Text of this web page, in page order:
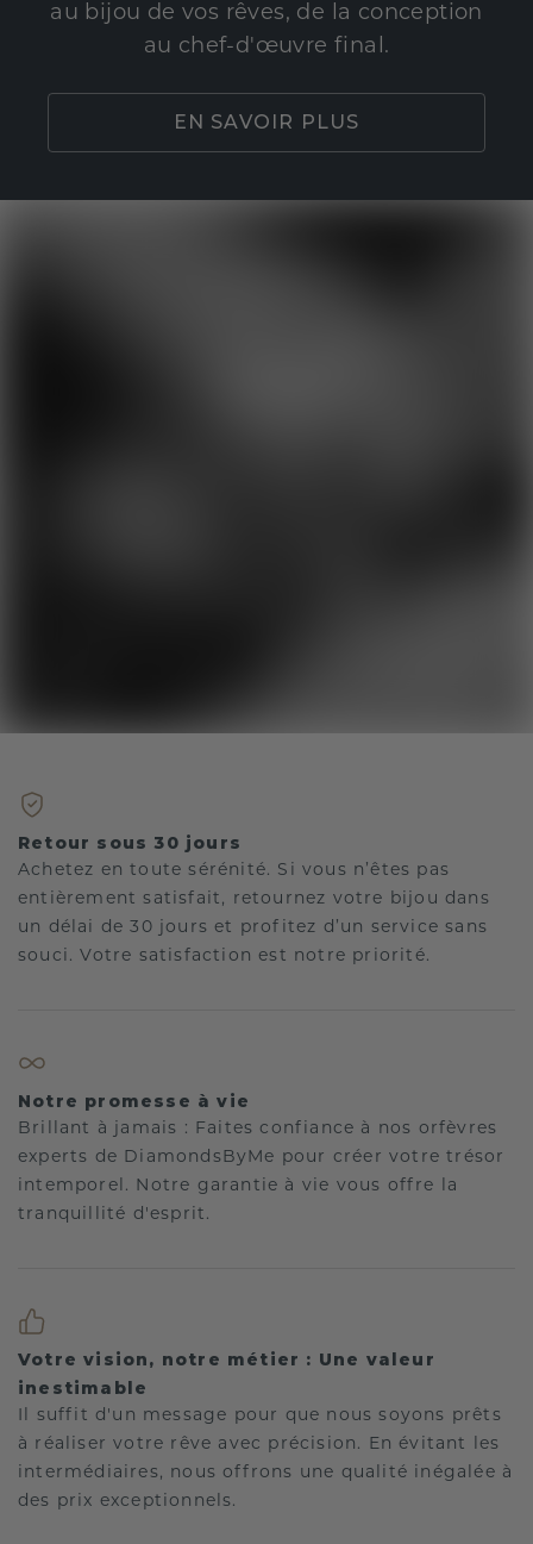
au bijou de vos rêves, de la conception
au chef-d'œuvre final.
EN SAVOIR PLUS
Retour sous 30 jours
Achetez en toute sérénité. Si vous n’êtes pas
entièrement satisfait, retournez votre bijou dans
un délai de 30 jours et profitez d’un service sans
souci. Votre satisfaction est notre priorité.
Notre promesse à vie
Brillant à jamais : Faites confiance à nos orfèvres
experts de DiamondsByMe pour créer votre trésor
intemporel. Notre garantie à vie vous offre la
tranquillité d'esprit.
Votre vision, notre métier : Une valeur
inestimable
Il suffit d'un message pour que nous soyons prêts
à réaliser votre rêve avec précision. En évitant les
intermédiaires, nous offrons une qualité inégalée à
des prix exceptionnels.